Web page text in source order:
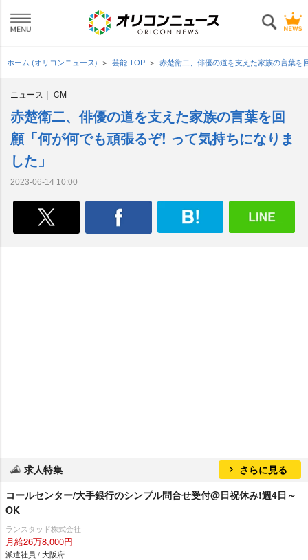
ホーム (オリコンニュース) 芸能 TOP 赤楚衛二、俳優の道を支えた家族の言葉
ニュース CM
赤楚衛二、俳優の道を支えた家族の言葉を回
顧「何が何でも頑張るぞ! って気持ちになりま
した」
2023-06-14 10:00
求人特集
さらに見る
コールセンター/大手銀行のシンプル問合せ受付@日祝休み!週4日～
OK
ランスタッド株式会社
月給26万8,000円
派遣社員 / 大阪府